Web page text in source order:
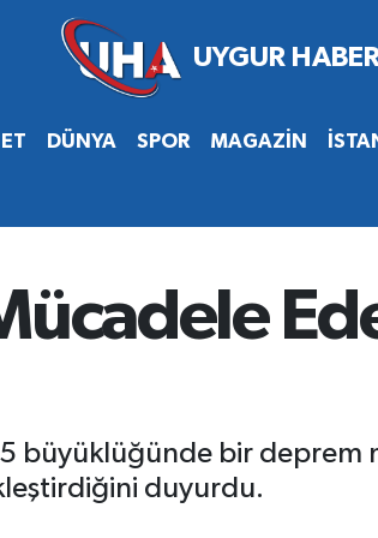
DÜNYA SPOR MAGAZİN
büyüklüğünde bir deprem
duyurdu.